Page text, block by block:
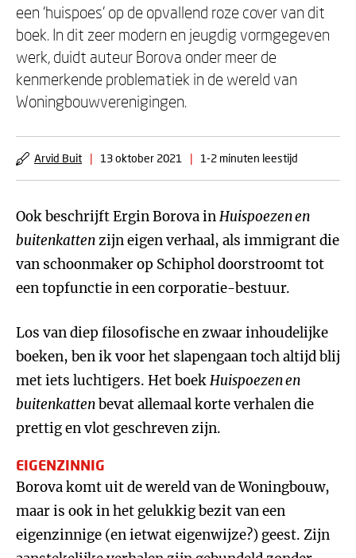
een ‘huispoes’ op de opvallend roze cover van dit
boek. In dit zeer modern en jeugdig vormgegeven
werk, duidt auteur Borova onder meer de
kenmerkende problematiek in de wereld van
Woningbouwverenigingen.
Arvid Buit | 13 oktober 2021 | 1-2 minuten leestijd
Ook beschrijft Ergin Borova inHuispoezen en
buitenkattenzijn eigen verhaal, als immigrant die
van schoonmaker op Schiphol doorstroomt tot
een topfunctie in een corporatie-bestuur.
Los van diep filosofische en zwaar inhoudelijke
boeken, ben ik voor het slapengaan toch altijd blij
met iets luchtigers. Het boekHuispoezen en
buitenkattenbevat allemaal korte verhalen die
prettig en vlot geschreven zijn.
EIGENZINNIG
Borova komt uit de wereld van de Woningbouw,
maar is ook in het gelukkig bezit van een
eigenzinnige (en ietwat eigenwijze?) geest. Zijn